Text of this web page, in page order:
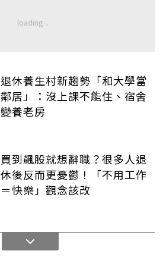
退休養生村新趨勢「和大學當
鄰居」：沒上課不能住、宿舍
變養老房
買到飆股就想辭職？很多人退
休後反而更憂鬱！「不用工作
＝快樂」觀念該改